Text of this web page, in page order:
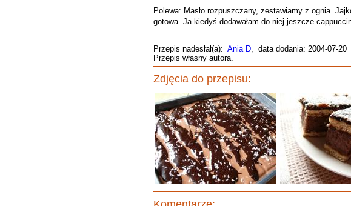
Polewa: Masło rozpuszczany, zestawiamy z ognia.
gotowa. Ja kiedyś dodawałam do niej jeszcze
Przepis nadesłał(a): Ania D, data dodania: 2004-07-20
Przepis własny autora.
Zdjęcia do przepisu: